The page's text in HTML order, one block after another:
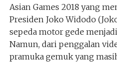
Asian Games 2018 yang
Presiden Joko Widodo
sepeda motor gede
Namun, dari penggalan
pramuka gemuk yang